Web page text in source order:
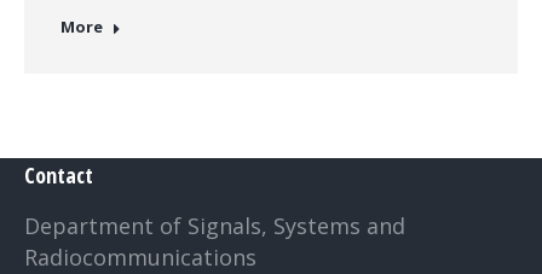
More
Contact
Department of Signals, Systems and
Radiocommunications